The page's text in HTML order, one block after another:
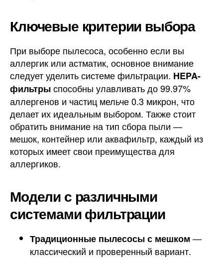
Ключевые критерии выбора
При выборе пылесоса, особенно если вы
аллергик или астматик, основное внимание
следует уделить системе фильтрации. HEPA-
фильтрыспособны улавливать до 99.97%
аллергенов и частиц мельче 0.3 микрон, что
делает их идеальным выбором. Также стоит
обратить внимание на тип сбора пыли —
мешок, контейнер или аквафильтр, каждый из
которых имеет свои преимущества для
аллергиков.
Модели с различными
системами фильтрации
Традиционные пылесосы с мешком —
классический и проверенный вариант.